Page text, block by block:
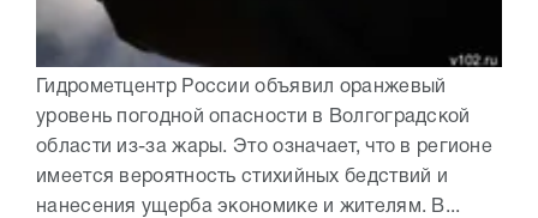
Гидрометцентр России объявил оранжевый
уровень погодной опасности в Волгоградской
области из-за жары. Это означает, что в регионе
имеется вероятность стихийных бедствий и
нанесения ущерба экономике и жителям. В...